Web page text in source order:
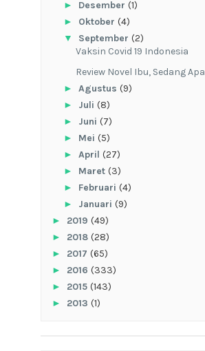
► Desember (1)
► Oktober (4)
▼ September (2)
Vaksin Covid 19 Indonesia
Review Novel Ibu, Sedang Apa
► Agustus (9)
► Juli (8)
► Juni (7)
► Mei (5)
► April (27)
► Maret (3)
► Februari (4)
► Januari (9)
► 2019 (49)
► 2018 (28)
► 2017 (65)
► 2016 (333)
► 2015 (143)
► 2013 (1)